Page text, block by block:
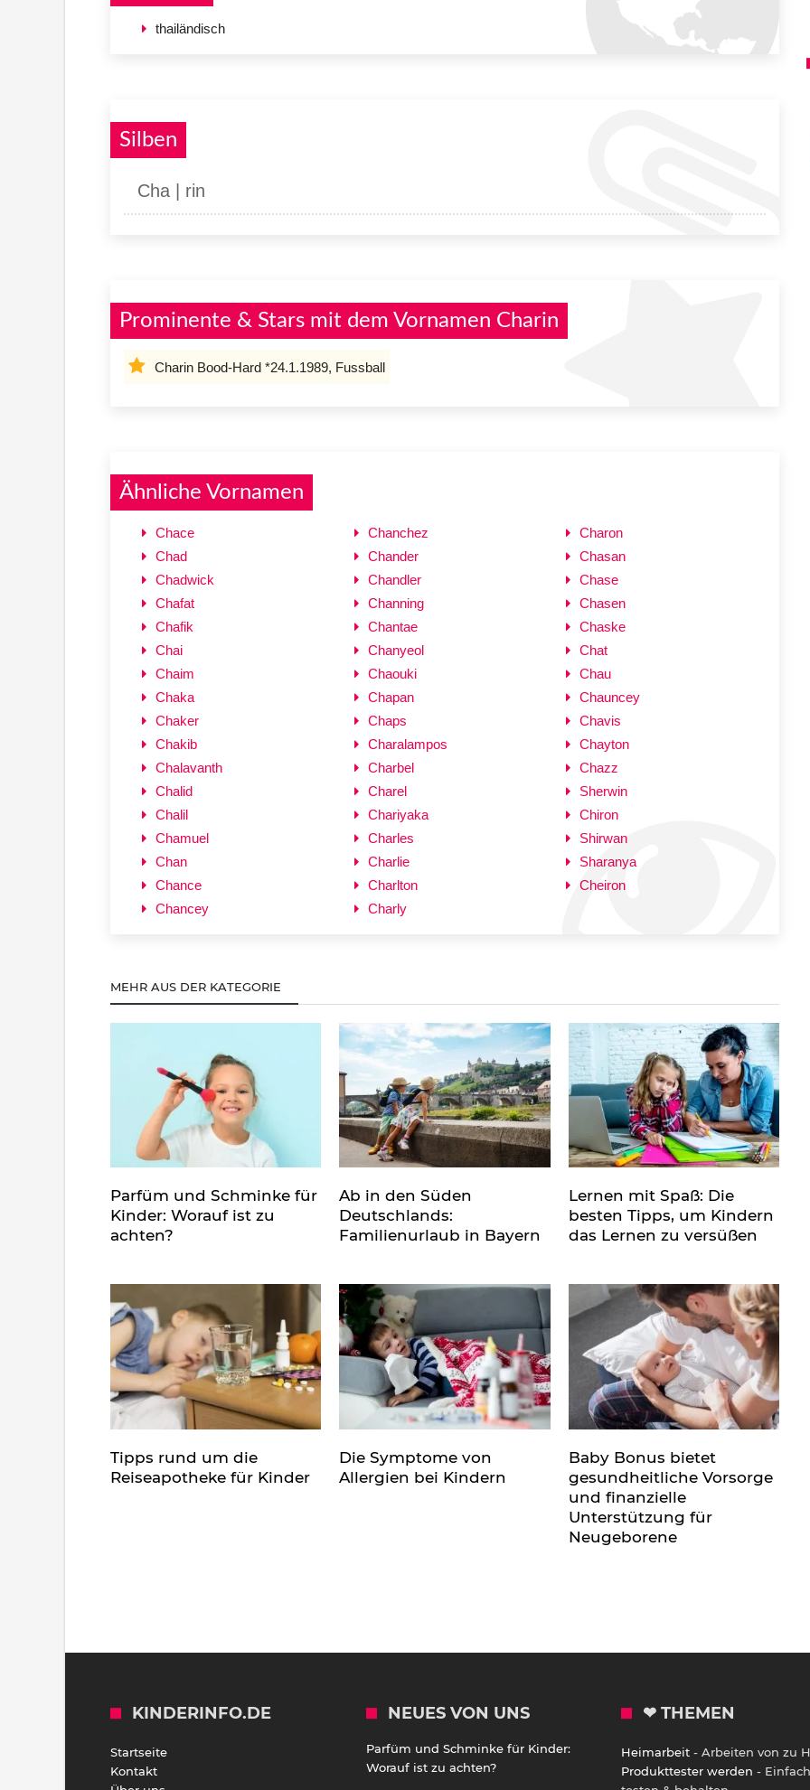
thailändisch
Silben
Cha | rin
Prominente & Stars mit dem Vornamen Charin
Charin Bood-Hard *24.1.1989, Fussball
Ähnliche Vornamen
Chace
Chad
Chadwick
Chafat
Chafik
Chai
Chaim
Chaka
Chaker
Chakib
Chalavanth
Chalid
Chalil
Chamuel
Chan
Chance
Chancey
Chanchez
Chander
Chandler
Channing
Chantae
Chanyeol
Chaouki
Chapan
Chaps
Charalampos
Charbel
Charel
Chariyaka
Charles
Charlie
Charlton
Charly
Charon
Chasan
Chase
Chasen
Chaske
Chat
Chau
Chauncey
Chavis
Chayton
Chazz
Sherwin
Chiron
Shirwan
Sharanya
Cheiron
MEHR AUS DER KATEGORIE
Parfüm und Schminke für
Kinder: Worauf ist zu
achten?
Ab in den Süden
Deutschlands:
Familienurlaub in Bayern
Lernen mit Spaß: Die
besten Tipps, um Kindern
das Lernen zu versüßen
Tipps rund um die
Reiseapotheke für Kinder
Die Symptome von
Allergien bei Kindern
Baby Bonus bietet
gesundheitliche Vorsorge
und finanzielle
Unterstützung für
Neugeborene
KINDERINFO.DE
Startseite
Kontakt
NEUES VON UNS
Parfüm und Schminke für Kinder:
Worauf ist zu achten?
❤ THEMEN
Heimarbeit - Arbeiten von zu
Produkttester werden - Einfach